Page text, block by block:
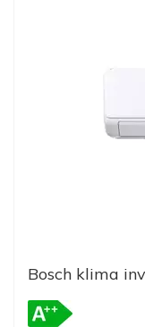
Bosch klima